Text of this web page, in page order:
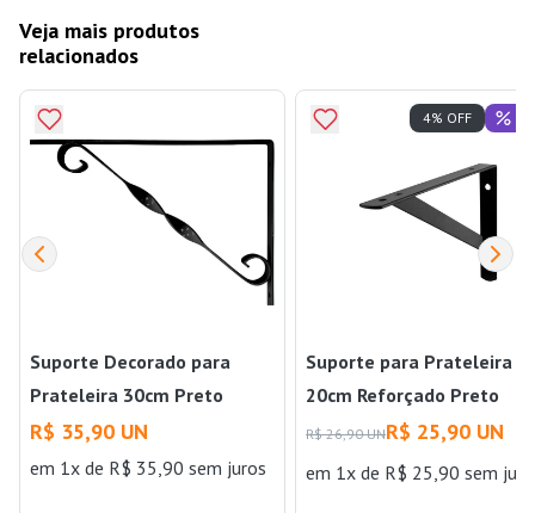
Veja mais produtos
relacionados
Suporte Decorado para
Prateleira 30cm Preto
Bemfixa
R$ 35,90 UN
em 1x de R$ 35,90 sem juros
Suporte para Prateleira
20cm Reforçado Preto
Bemfixa
R$ 26,90 UNR$ 25,90 UN
em 1x de R$ 25,90 sem
4% OFF